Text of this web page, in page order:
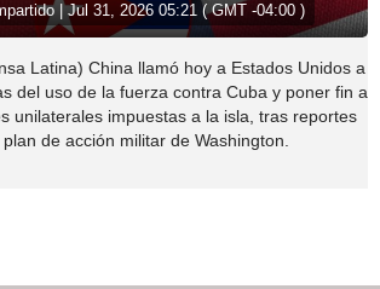
| Jul 31, 2026 05:21 ( GMT -04:00 )
Latina) China llamó hoy a Estados Unidos a
del uso de la fuerza contra Cuba y poner fin a
unilaterales impuestas a la isla, tras reportes
de acción militar de Washington.